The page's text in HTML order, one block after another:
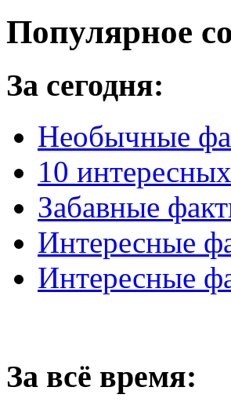
Популярное
За сегодня:
Необычные
10
Забавные
Интересные
Интересные
За всё время: